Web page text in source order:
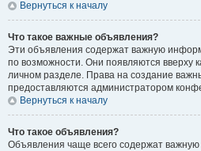
Вернуться к началу
Что такое важные объявления?
Эти объявления содержат важную
по возможности. Они появляются вверху
личном разделе. Права на создание
предоставляются администратором
Вернуться к началу
Что такое объявления?
Объявления чаще всего содержат